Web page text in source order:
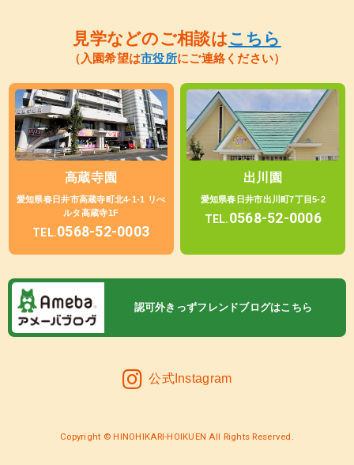
見学などのご相談はこちら
（入園希望は市役所にご連絡ください）
高蔵寺園
愛知県春日井市高蔵寺町北4-1-1 リべ
ルタ高蔵寺1F
TEL.0568-52-0003
出川園
愛知県春日井市出川町7丁目5-2
TEL.0568-52-0006
認可外きっずフレンドブログはこちら
公式Instagram
Copyright © HINOHIKARI-HOIKUEN All Rights Reserved.